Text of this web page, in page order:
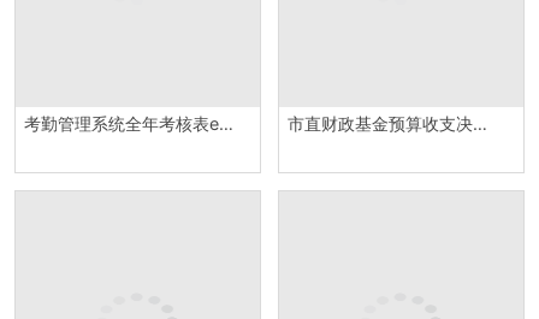
考勤管理系统全年考核表excel模板 市直财政基金预算收支决算总表财会必备报表Excel模板